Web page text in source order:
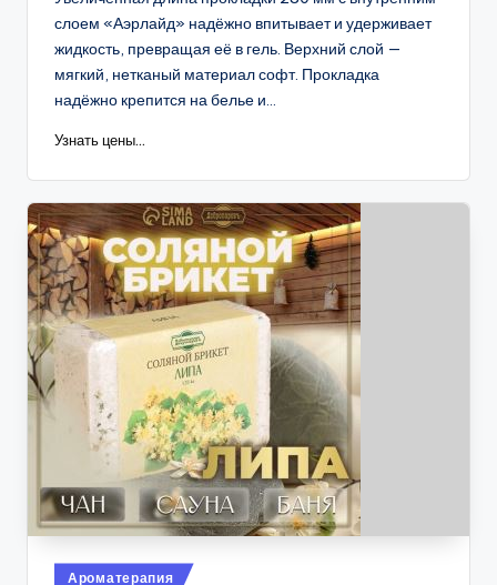
слоем «Аэрлайд» надёжно впитывает и удерживает
жидкость, превращая её в гель. Верхний слой —
мягкий, нетканый материал софт. Прокладка
надёжно крепится на белье и...
Узнать цены...
Опубликовано
Ароматерапия